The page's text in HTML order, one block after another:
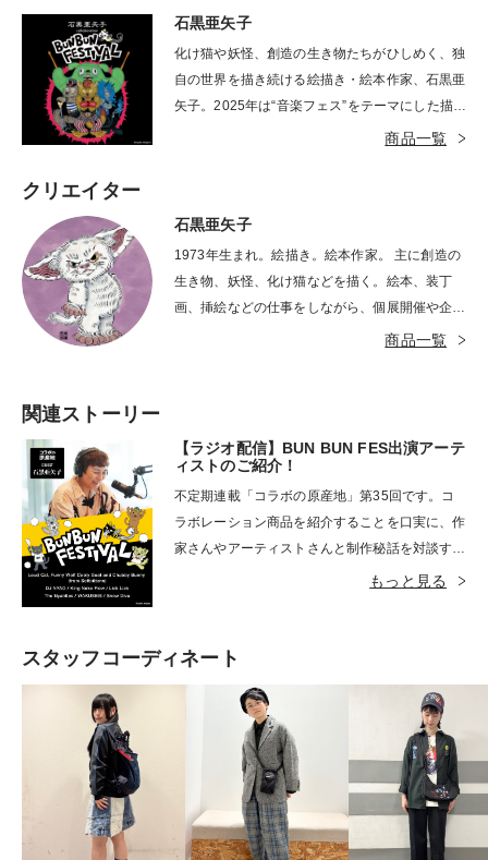
石黒亜矢子
化け猫や妖怪、創造の生き物たちがひしめく、独
自の世界を描き続ける絵描き・絵本作家、石黒亜
矢子。2025年は“音楽フェス”をテーマにした描き
下ろし作品で、「BUN BUN FESTIVAL」を開催
石黒亜矢子ワールドをぜひお楽しみください。
商品一覧
クリエイター
石黒亜矢子
1973年生まれ。絵描き。絵本作家。 主に創造の
生き物、妖怪、化け猫などを描く。絵本、装丁
画、挿絵などの仕事をしながら、個展開催や企画
展参加などで活動中。 猫と爬虫類の世話と部屋
商品一覧
関連ストーリー
【ラジオ配信】BUN BUN FES出演アーテ
ィストのご紹介！
不定期連載「コラボの原産地」第35回です。コ
ラボレーション商品を紹介することを口実に、作
家さんやアーティストさんと制作秘話を対談する
企画です。今回のテーマは「夏の音楽フェス」で
オ形式でお届けします。今回もインタビュアーを
川です。今回のテーマが「夏の音楽フェス」とな
った経緯から、描き下ろしされた全出演アーティ
ストとその裏側をご紹介いたします。ぜひ最後ま
でご覧ください。
もっと見る
スタッフコーディネート